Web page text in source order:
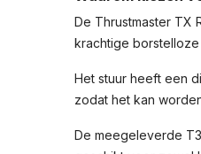
De Thrustmaster TX
krachtige
Het stuur heeft een
zodat het kan
De meegeleverde